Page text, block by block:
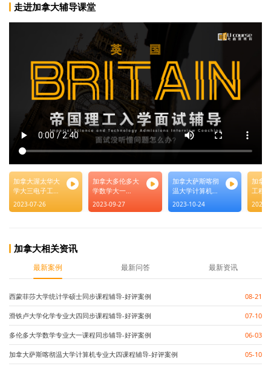
走进加拿大辅导课堂
加拿大渥太华大
学大三电子工程
专业通信系统概
论课件同步讲解
2023-07-26
加拿大多伦多大
学数学大一
CSCA20编程基础
课业讲解
2023-09-27
加拿大萨斯喀彻
温大学计算机专
业大四CMPT360
课程同步辅导
2023-10-24
加拿
工程
315
件课
2023-
加拿大相关资讯
最新案例 最新问答 最新资讯
西蒙菲莎大学统计学硕士同步课程辅导-好评案例 08-21
滑铁卢大学化学专业大四同步课程辅导-好评案例 07-10
多伦多大学数学专业大一课程同步辅导-好评案例 06-03
加拿大萨斯喀彻温大学计算机专业大四课程辅导-好评案例 05-10